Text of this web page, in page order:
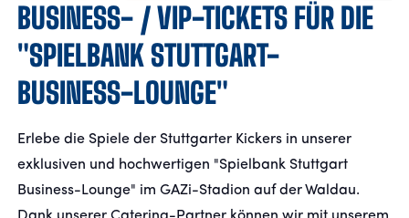
BUSINESS- / VIP-TICKETS FÜR DIE
"SPIELBANK STUTTGART-
BUSINESS-LOUNGE"
Erlebe die Spiele der Stuttgarter Kickers in unserer
exklusiven und hochwertigen "Spielbank Stuttgart
Business-Lounge" im GAZi-Stadion auf der Waldau.